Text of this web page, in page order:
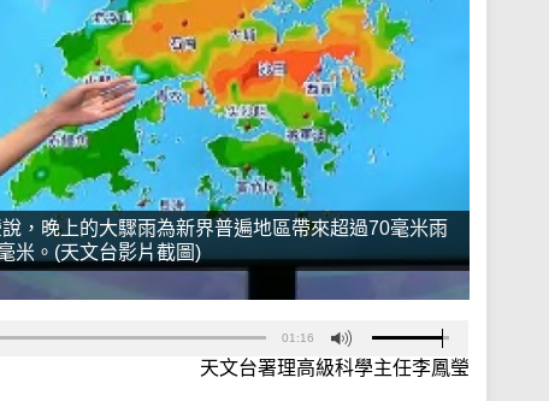
，晚上的大驟雨為新界普遍地區帶來超過70毫米雨
米。(天文台影片截圖)
01:16
天文台署理高級科學主任李鳳瑩